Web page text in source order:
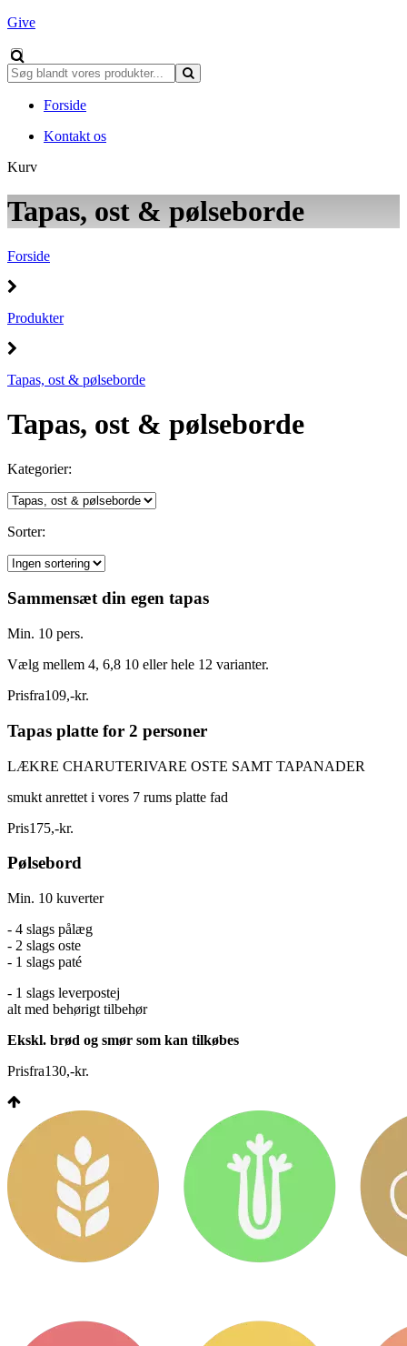
Give
Forside
Kontakt os
Kurv
Tapas, ost & pølseborde
Forside
Produkter
Tapas, ost & pølseborde
Tapas, ost & pølseborde
Kategorier:
Sorter:
Sammensæt din egen tapas
Min. 10 pers.
Vælg mellem 4, 6,8 10 eller hele 12 varianter.
Prisfra109,-kr.
Tapas platte for 2 personer
LÆKRE CHARUTERIVARE OSTE SAMT TAPANADER
smukt anrettet i vores 7 rums platte fad
Pris175,-kr.
Pølsebord
Min. 10 kuverter
- 4 slags pålæg
- 2 slags oste
- 1 slags paté
- 1 slags leverpostej
alt med behørigt tilbehør
Ekskl. brød og smør som kan tilkøbes
Prisfra130,-kr.